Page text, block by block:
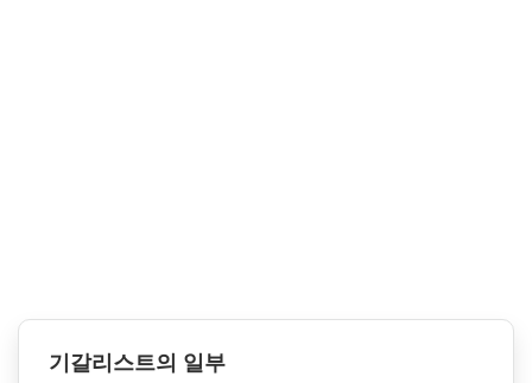
기갈리스트의 일부